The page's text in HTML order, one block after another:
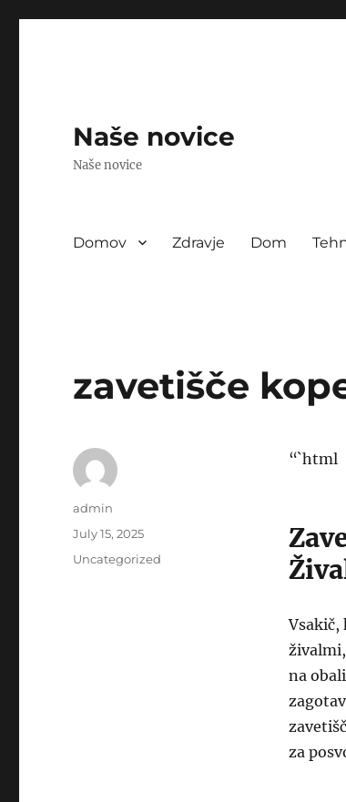
Naše novice
Naše novice
Domov Zdravje Dom
zavetišče
“`html
Vsakič,
na
za
Author
admin
Posted
July 15, 2025
Categories
Uncategorized